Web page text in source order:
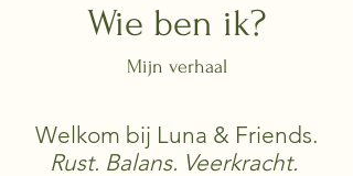
Wie ben ik?
Mijn verhaal
Welkom bij Luna & Friends.
Rust. Balans. Veerkracht.